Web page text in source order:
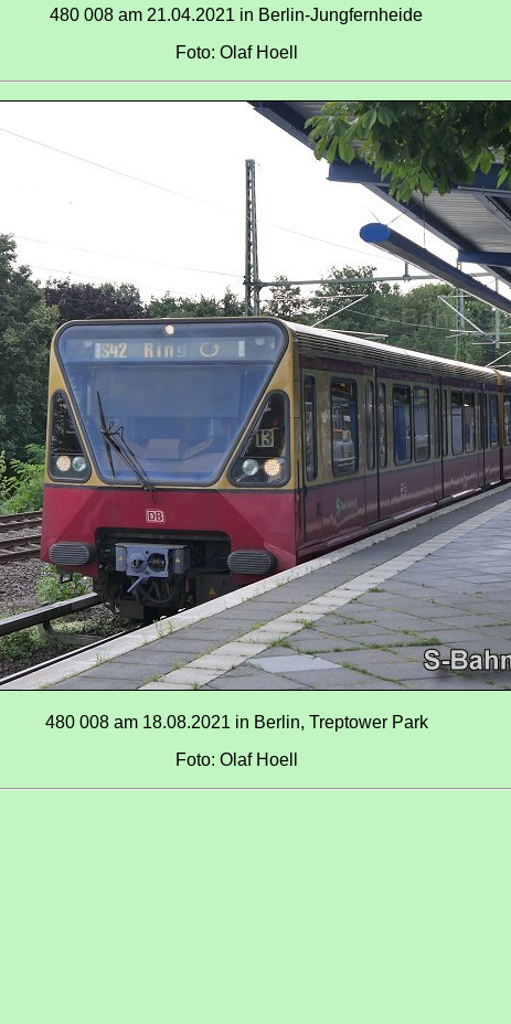
480 008 am 21.04.2021 in Berlin-Jungfernheide
Foto: Olaf Hoell
480 008 am 18.08.2021 in Berlin, Treptower Park
Foto: Olaf Hoell